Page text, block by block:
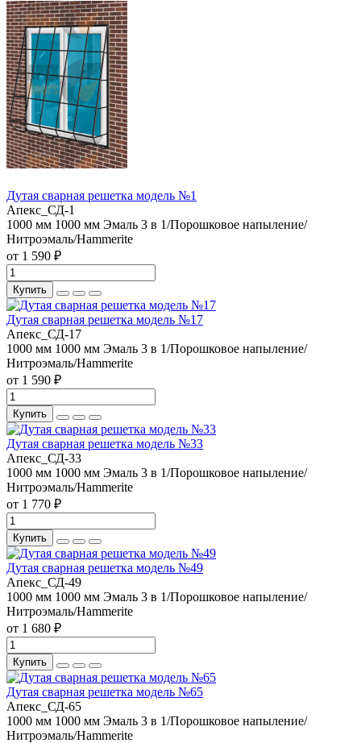
Дутая сварная решетка модель №1
Апекс_СД-1
1000 мм 1000 мм Эмаль 3 в 1/Порошковое напыление/
Нитроэмаль/Hammerite
от 1 590 ₽
Купить
Дутая сварная решетка модель №17
Апекс_СД-17
1000 мм 1000 мм Эмаль 3 в 1/Порошковое напыление/
Нитроэмаль/Hammerite
от 1 590 ₽
Купить
Дутая сварная решетка модель №33
Апекс_СД-33
1000 мм 1000 мм Эмаль 3 в 1/Порошковое напыление/
Нитроэмаль/Hammerite
от 1 770 ₽
Купить
Дутая сварная решетка модель №49
Апекс_СД-49
1000 мм 1000 мм Эмаль 3 в 1/Порошковое напыление/
Нитроэмаль/Hammerite
от 1 680 ₽
Купить
Дутая сварная решетка модель №65
Апекс_СД-65
1000 мм 1000 мм Эмаль 3 в 1/Порошковое напыление/
Нитроэмаль/Hammerite